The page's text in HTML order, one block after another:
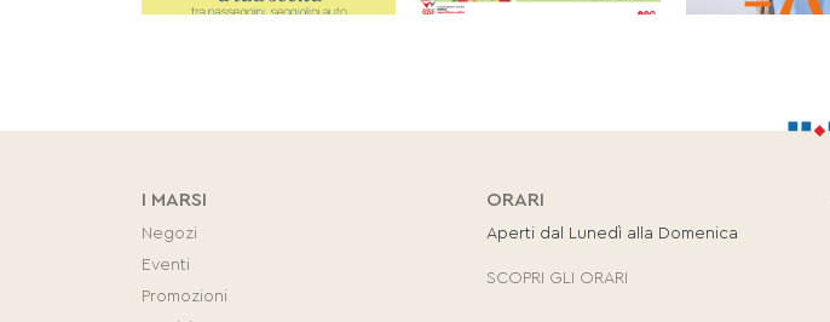
I MARSI
Negozi
Eventi
Promozioni
ORARI
Aperti dal Lunedì alla Domenica
SCOPRI GLI ORARI